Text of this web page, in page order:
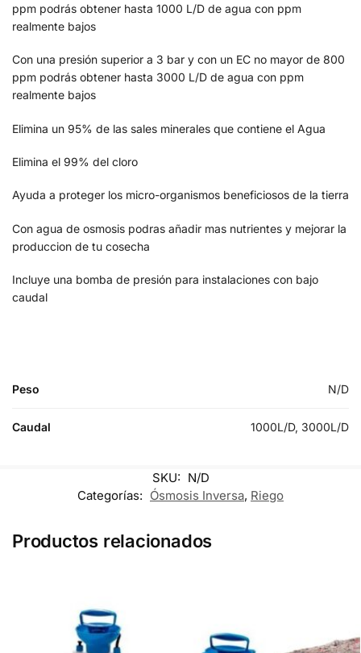
ppm podrás obtener hasta 1000 L/D de agua con ppm
realmente bajos
Con una presión superior a 3 bar y con un EC no mayor de 800
ppm podrás obtener hasta 3000 L/D de agua con ppm
realmente bajos
Elimina un 95% de las sales minerales que contiene el Agua
Elimina el 99% del cloro
Ayuda a proteger los micro-organismos beneficiosos de la tierra
Con agua de osmosis podras añadir mas nutrientes y mejorar la
produccion de tu cosecha
Incluye una bomba de presión para instalaciones con bajo
caudal
Peso N/D
Caudal 1000L/D, 3000L/D
SKU: N/D
Categorías: Ósmosis Inversa, Riego
Productos relacionados